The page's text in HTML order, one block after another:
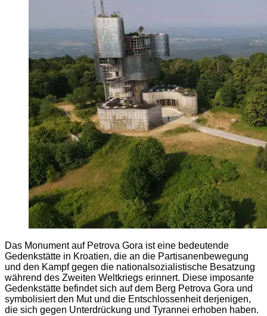
Das Monument auf Petrova Gora ist eine bedeutende
Gedenkstätte in Kroatien, die an die Partisanenbewegung
und den Kampf gegen die nationalsozialistische Besatzung
während des Zweiten Weltkriegs erinnert. Diese imposante
Gedenkstätte befindet sich auf dem Berg Petrova Gora und
symbolisiert den Mut und die Entschlossenheit derjenigen,
die sich gegen Unterdrückung und Tyrannei erhoben haben.